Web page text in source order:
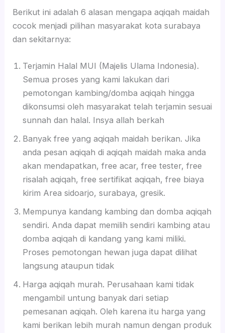
Berikut ini adalah 6 alasan mengapa aqiqah maidah
cocok menjadi pilihan masyarakat kota surabaya
dan sekitarnya:
Terjamin Halal MUI (Majelis Ulama Indonesia).
Semua proses yang kami lakukan dari
pemotongan kambing/domba aqiqah hingga
dikonsumsi oleh masyarakat telah terjamin sesuai
sunnah dan halal. Insya allah berkah
Banyak free yang aqiqah maidah berikan. Jika
anda pesan aqiqah di aqiqah maidah maka anda
akan mendapatkan, free acar, free tester, free
risalah aqiqah, free sertifikat aqiqah, free biaya
kirim Area sidoarjo, surabaya, gresik.
Mempunya kandang kambing dan domba aqiqah
sendiri. Anda dapat memilih sendiri kambing atau
domba aqiqah di kandang yang kami miliki.
Proses pemotongan hewan juga dapat dilihat
langsung ataupun tidak
Harga aqiqah murah. Perusahaan kami tidak
mengambil untung banyak dari setiap
pemesanan aqiqah. Oleh karena itu harga yang
kami berikan lebih murah namun dengan produk